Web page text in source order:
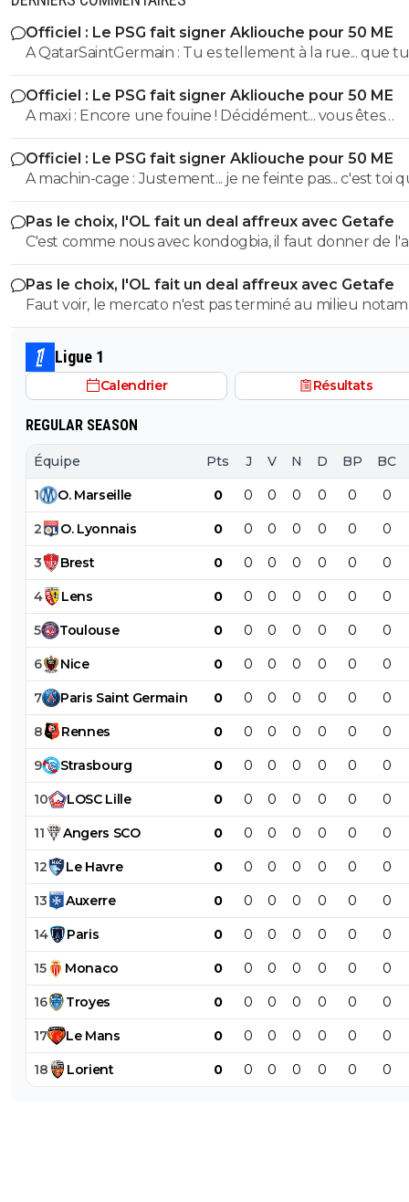
Officiel : Le PSG fait signer Akliouche pour 50 ME
A QatarSaintGermain : Tu es tellement à la rue... que tu n'as
même pas compris que l'ASM était l'adversaire direct
cette saison.
Officiel : Le PSG fait signer Akliouche pour 50 ME
A maxi : Encore une fouine ! Décidément... vous êtes
beaucoup ^^
Officiel : Le PSG fait signer Akliouche pour 50 ME
A machin-cage : Justement... je ne feinte pas... c'est toi qui ne
comprends pas les mots et qui les manipule. ^^
Pas le choix, l'OL fait un deal affreux avec Getafe
C'est comme nous avec kondogbia, il faut donner de
pour qu'il s'en aille 😂
Pas le choix, l'OL fait un deal affreux avec Getafe
Faut voir, le mercato n'est pas terminé au milieu
Ligue 1
Calendrier Résultats
REGULAR SEASON
Équipe Pts J V N D BP BC
1 O. Marseille 0 0 0 0 0 0 0
2 O. Lyonnais 0 0 0 0 0 0 0
3 Brest 0 0 0 0 0 0 0
4 Lens 0 0 0 0 0 0 0
5 Toulouse 0 0 0 0 0 0 0
6 Nice 0 0 0 0 0 0 0
7 Paris Saint Germain 0 0 0 0 0 0 0
8 Rennes 0 0 0 0 0 0 0
9 Strasbourg 0 0 0 0 0 0 0
10 LOSC Lille 0 0 0 0 0 0 0
11 Angers SCO 0 0 0 0 0 0 0
12 Le Havre 0 0 0 0 0 0 0
13 Auxerre 0 0 0 0 0 0 0
14 Paris 0 0 0 0 0 0 0
15 Monaco 0 0 0 0 0 0 0
16 Troyes 0 0 0 0 0 0 0
17 Le Mans 0 0 0 0 0 0 0
18 Lorient 0 0 0 0 0 0 0